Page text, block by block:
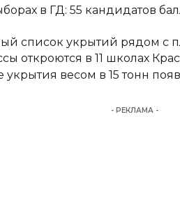
в ГД: 55 кандидатов
список укрытий рядом с
откроются в 11 школах
весом в 15 тонн
- РЕКЛАМА -